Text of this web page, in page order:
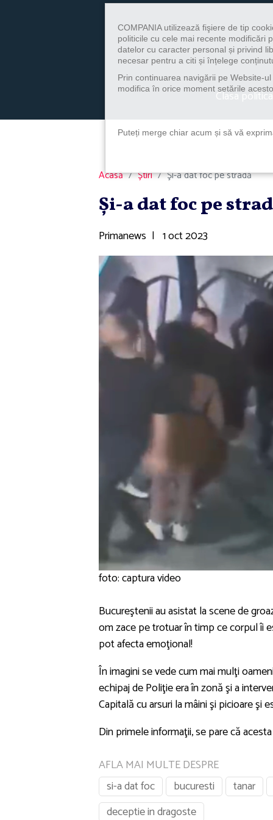
Clasa politica
Acasă Știri Şi-a dat foc pe stradă
Şi-a dat foc pe
Primanews | 1 oct 2023
foto: captura video
Bucureştenii au asistat la scene de
om zace pe trotuar în timp ce corpul îi
pot afecta emoţional!
În imagini se vede cum mai mulţi
echipaj de Poliţie era în zonă şi a
Capitală cu arsuri la mâini şi picioare şi
Din primele informaţii, se pare că
AFLA MAI MULTE DESPRE
si-a dat foc
bucuresti tanar
deceptie in dragoste
COMPANIA utilizează fişiere de tip
politicile cu cele mai recente modificări
datelor cu caracter personal și privind
necesar pentru a citi și înțelege
Prin continuarea navigării pe Website-
modifica în orice moment setările
Puteți merge chiar acum și să vă